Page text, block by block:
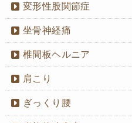
変形性股関節症
坐骨神経痛
椎間板ヘルニア
肩こり
ぎっくり腰